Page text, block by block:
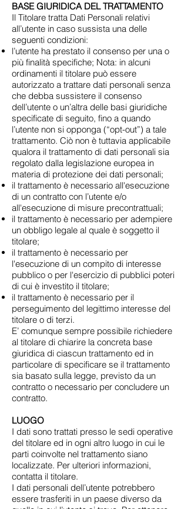
BASE GIURIDICA DEL TRATTAMENTO
Il Titolare tratta Dati Personali relativi
all’utente in caso sussista una delle
seguenti condizioni:
l’utente ha prestato il consenso per una o
più finalità specifiche; Nota: in alcuni
ordinamenti il titolare può essere
autorizzato a trattare dati personali senza
che debba sussistere il consenso
dell’utente o un’altra delle basi giuridiche
specificate di seguito, fino a quando
l’utente non si opponga (“opt-out”) a tale
trattamento. Ciò non è tuttavia applicabile
qualora il trattamento di dati personali sia
regolato dalla legislazione europea in
materia di protezione dei dati personali;
il trattamento è necessario all'esecuzione
di un contratto con l’utente e/o
all'esecuzione di misure precontrattuali;
il trattamento è necessario per adempiere
un obbligo legale al quale è soggetto il
titolare;
il trattamento è necessario per
l'esecuzione di un compito di interesse
pubblico o per l'esercizio di pubblici poteri
di cui è investito il titolare;
il trattamento è necessario per il
perseguimento del legittimo interesse del
titolare o di terzi.
E’ comunque sempre possibile richiedere
al titolare di chiarire la concreta base
giuridica di ciascun trattamento ed in
particolare di specificare se il trattamento
sia basato sulla legge, previsto da un
contratto o necessario per concludere un
contratto.
LUOGO
I dati sono trattati presso le sedi operative
del titolare ed in ogni altro luogo in cui le
parti coinvolte nel trattamento siano
localizzate. Per ulteriori informazioni,
contatta il titolare.
I dati personali dell’utente potrebbero
essere trasferiti in un paese diverso da